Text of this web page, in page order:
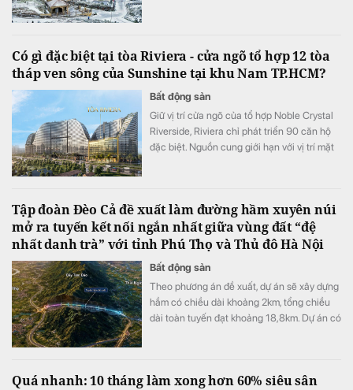
Có gì đặc biệt tại tòa Riviera - cửa ngõ tổ hợp 12 tòa
tháp ven sông của Sunshine tại khu Nam TP.HCM?
Bất động sản
Giữ vị trí cửa ngõ của tổ hợp Noble Crystal
Riverside, Riviera chỉ phát triển 90 căn hộ
đặc biệt. Nguồn cung giới hạn với vị trí mặt
căn hộ cao cấp khu Nam TP.HCM.
Tập đoàn Đèo Cả đề xuất làm đường hầm xuyên núi
mở ra tuyến kết nối ngắn nhất giữa vùng đất “đệ
nhất danh trà” với tỉnh Phú Thọ và Thủ đô Hà Nội
Bất động sản
Theo phương án đề xuất, dự án sẽ xây dựng
hầm có chiều dài khoảng 2km, tổng chiều
dài toàn tuyến đạt khoảng 18,8km. Dự án có
Quá nhanh: 10 tháng làm xong hơn 60% siêu sân